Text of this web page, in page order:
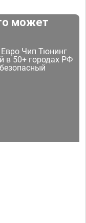
может
Чип Тюнинг
в 50+ городах РФ